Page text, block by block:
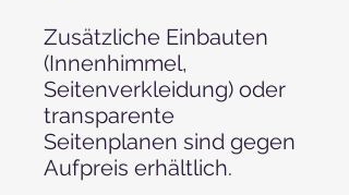
Zusätzliche Einbauten
(Innenhimmel,
Seitenverkleidung) oder
transparente
Seitenplanen sind gegen
Aufpreis erhältlich.